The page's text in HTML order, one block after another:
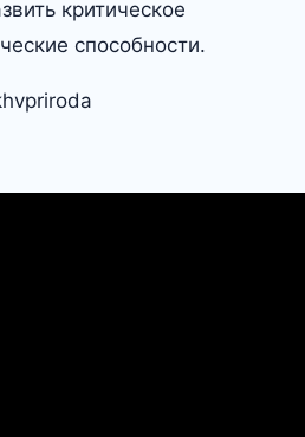
критическое
способности.